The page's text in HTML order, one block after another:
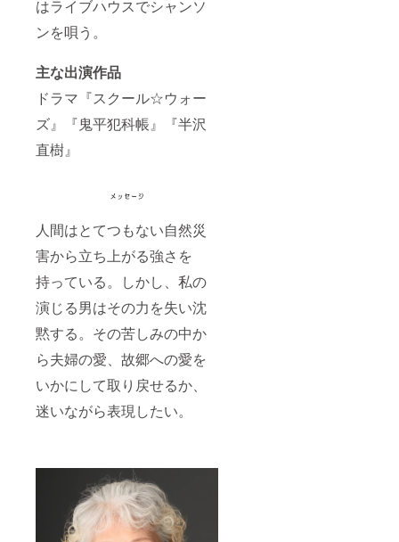
はライブハウスでシャンソ
ンを唄う。
主な出演作品
ドラマ『スクール☆ウォー
ズ』『鬼平犯科帳』『半沢
直樹』
人間はとてつもない自然災
害から立ち上がる強さを
持っている。しかし、私の
演じる男はその力を失い沈
黙する。その苦しみの中か
ら夫婦の愛、故郷への愛を
いかにして取り戻せるか、
迷いながら表現したい。